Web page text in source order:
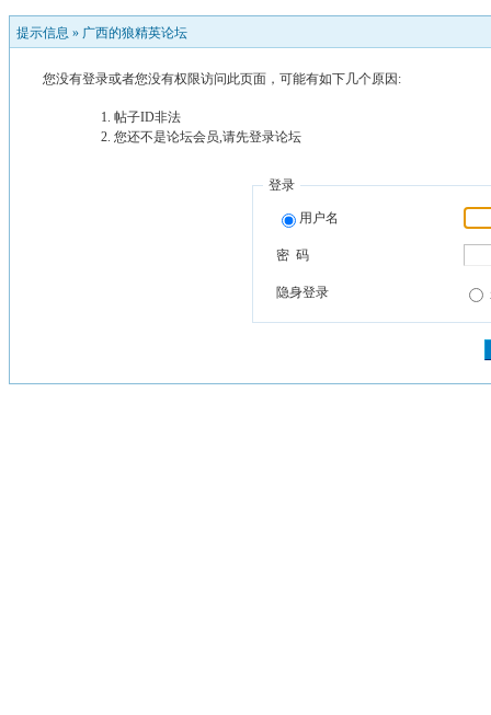
提示信息 » 广西的狼精英论坛
您没有登录或者您没有权限访问此页面，可能有如下几个原因:
帖子ID非法
您还不是论坛会员,请先登录论坛
登录
用户名
密 码
隐身登录